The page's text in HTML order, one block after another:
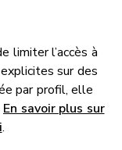
limiter l’accès à
sur des
par profil, elle
En savoir plus sur
.